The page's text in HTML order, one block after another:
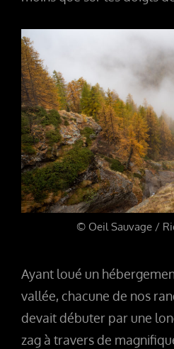
© Oeil Sauvage /
Ayant loué un
vallée, chacune de nos
devait débuter par une
zag à travers de